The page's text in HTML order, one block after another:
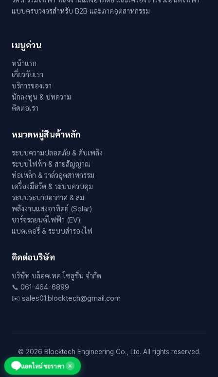
แบบครบวงจรสำหรับ B2B และภาคอุตสาหกรรม
เมนูด่วน
หน้าแรก
เกี่ยวกับเรา
บริการของเรา
นักลงทุน & บทความ
ติดต่อเรา
หมวดหมู่สินค้าหลัก
ระบบความปลอดภัย & ดับเพลิง
ระบบไฟฟ้า & สายสัญญาณ
ท่อเหล็ก & วาล์วอุตสาหกรรม
เครื่องมือวัด & ระบบควบคุม
ระบบระบายอากาศ & ลม
พลังงานแสงอาทิตย์ (Solar)
ชาร์จรถยนต์ไฟฟ้า (EV)
แบตเตอรี่ & ระบบสำรองไฟ
ติดต่อบริษัท
บริษัท บล็อคเทค โซลูชั่น จำกัด
📞 061-464-6899
✉️ sales01.blocktech@gmail.com
© 2026 Blocktech Engineering Co., Ltd. All rights reserved.
แอดไลน์ขอราคา ✕